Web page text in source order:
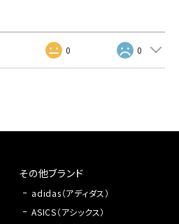
その他ブランド
adidas（アディダス）
ASICS（アシックス）
0 0